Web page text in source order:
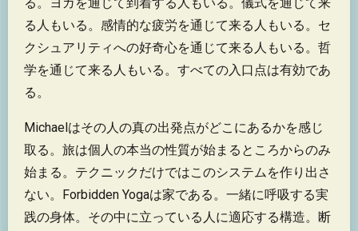
る人もいる。感情的な疲労を通じて来る人もいる。セ
クシュアリティへの好奇心を通じて来る人もいる。哲
学を通じて来る人もいる。すべての入口点は有効であ
る。
Michaelはその人の真の出発点がどこにあるかを感じ
取る。旅は個人の本当の性質が始まるところからのみ
始まる。テクニックだけではこのシステムを作り出さ
ない。Forbidden Yogaは家である。一緒に呼吸する実
践の身体。その中に立っている人に適応する構造。断